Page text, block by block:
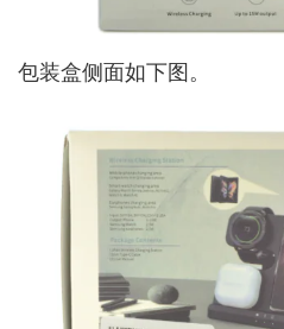
包装盒侧面如下图。